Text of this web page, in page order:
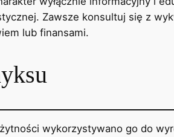
Zawsze konsultuj się z
lub finansami.
wykorzystywano go do